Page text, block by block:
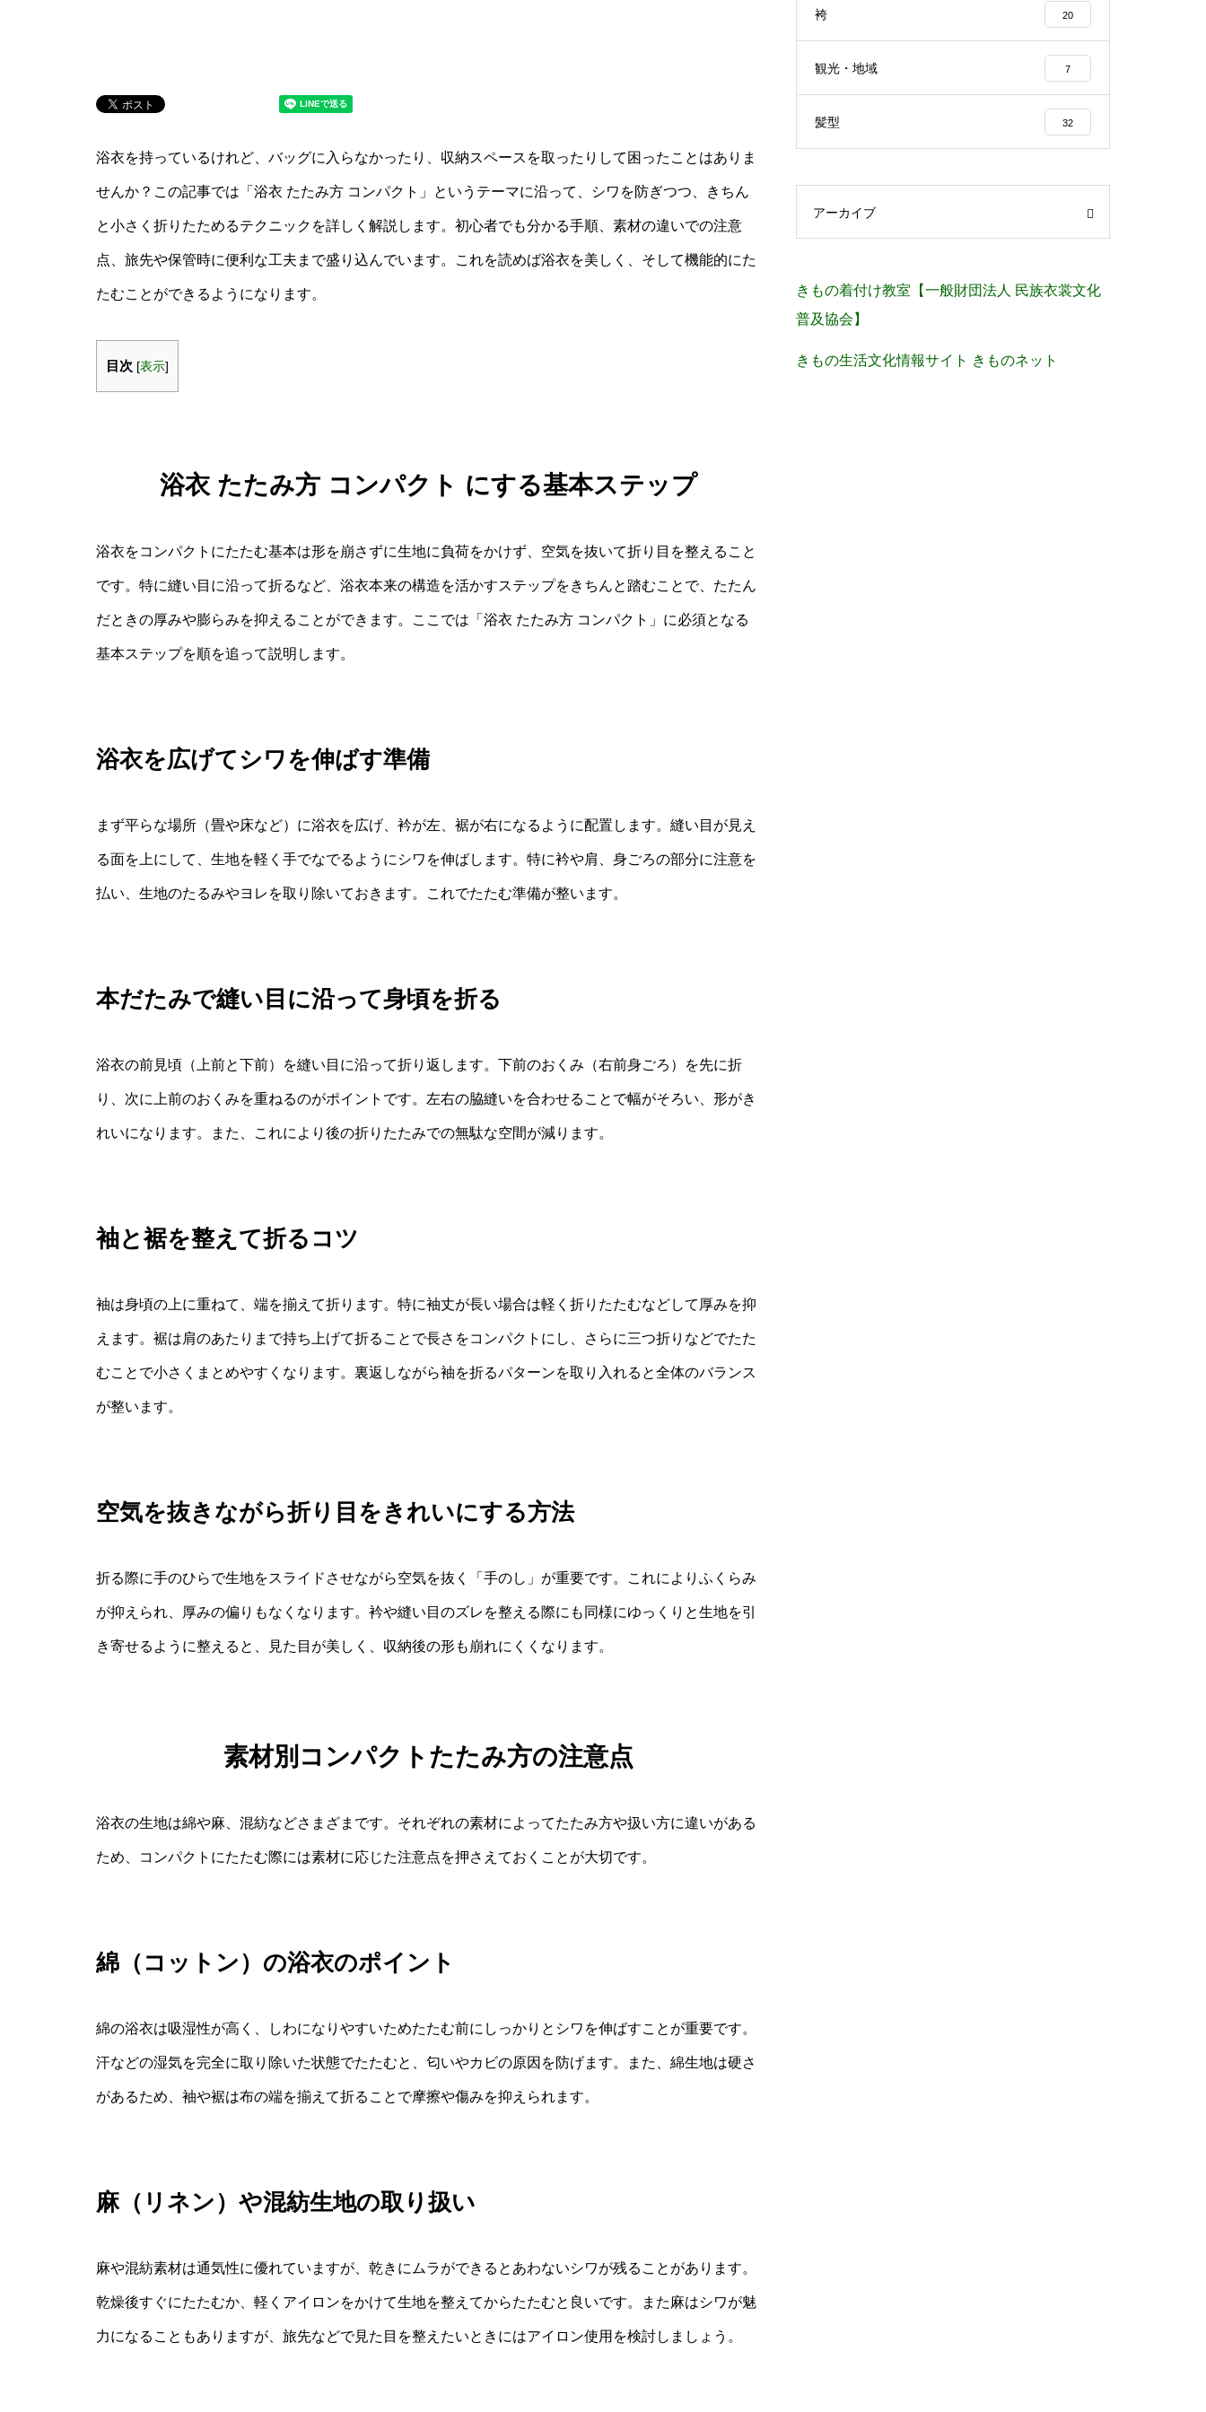
浴衣を持っているけれど、バッグに入らなかったり、収納スペースを取ったりして困ったことはありま
せんか？この記事では「浴衣 たたみ方 コンパクト」というテーマに沿って、シワを防ぎつつ、きちん
と小さく折りたためるテクニックを詳しく解説します。初心者でも分かる手順、素材の違いでの注意
点、旅先や保管時に便利な工夫まで盛り込んでいます。これを読めば浴衣を美しく、そして機能的にた
たむことができるようになります。
目次 [表示]
浴衣 たたみ方 コンパクト にする基本ステップ
浴衣をコンパクトにたたむ基本は形を崩さずに生地に負荷をかけず、空気を抜いて折り目を整えること
です。特に縫い目に沿って折るなど、浴衣本来の構造を活かすステップをきちんと踏むことで、たたん
だときの厚みや膨らみを抑えることができます。ここでは「浴衣 たたみ方 コンパクト」に必須となる
基本ステップを順を追って説明します。
浴衣を広げてシワを伸ばす準備
まず平らな場所（畳や床など）に浴衣を広げ、衿が左、裾が右になるように配置します。縫い目が見え
る面を上にして、生地を軽く手でなでるようにシワを伸ばします。特に衿や肩、身ごろの部分に注意を
払い、生地のたるみやヨレを取り除いておきます。これでたたむ準備が整います。
本だたみで縫い目に沿って身頃を折る
浴衣の前見頃（上前と下前）を縫い目に沿って折り返します。下前のおくみ（右前身ごろ）を先に折
り、次に上前のおくみを重ねるのがポイントです。左右の脇縫いを合わせることで幅がそろい、形がき
れいになります。また、これにより後の折りたたみでの無駄な空間が減ります。
袖と裾を整えて折るコツ
袖は身頃の上に重ねて、端を揃えて折ります。特に袖丈が長い場合は軽く折りたたむなどして厚みを抑
えます。裾は肩のあたりまで持ち上げて折ることで長さをコンパクトにし、さらに三つ折りなどでたた
むことで小さくまとめやすくなります。裏返しながら袖を折るパターンを取り入れると全体のバランス
が整います。
空気を抜きながら折り目をきれいにする方法
折る際に手のひらで生地をスライドさせながら空気を抜く「手のし」が重要です。これによりふくらみ
が抑えられ、厚みの偏りもなくなります。衿や縫い目のズレを整える際にも同様にゆっくりと生地を引
き寄せるように整えると、見た目が美しく、収納後の形も崩れにくくなります。
素材別コンパクトたたみ方の注意点
浴衣の生地は綿や麻、混紡などさまざまです。それぞれの素材によってたたみ方や扱い方に違いがある
ため、コンパクトにたたむ際には素材に応じた注意点を押さえておくことが大切です。
綿（コットン）の浴衣のポイント
綿の浴衣は吸湿性が高く、しわになりやすいためたたむ前にしっかりとシワを伸ばすことが重要です。
汗などの湿気を完全に取り除いた状態でたたむと、匂いやカビの原因を防げます。また、綿生地は硬さ
があるため、袖や裾は布の端を揃えて折ることで摩擦や傷みを抑えられます。
麻（リネン）や混紡生地の取り扱い
麻や混紡素材は通気性に優れていますが、乾きにムラができるとあわないシワが残ることがあります。
乾燥後すぐにたたむか、軽くアイロンをかけて生地を整えてからたたむと良いです。また麻はシワが魅
力になることもありますが、旅先などで見た目を整えたいときにはアイロン使用を検討しましょう。
袴 20
観光・地域 7
髪型 32
アーカイブ
きもの着付け教室【一般財団法人 民族衣裳文化
普及協会】
きもの生活文化情報サイト きものネット